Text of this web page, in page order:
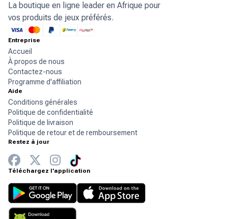
La boutique en ligne leader en Afrique pour
vos produits de jeux préférés.
Entreprise
Accueil
À propos de nous
Contactez-nous
Programme d'affiliation
Aide
Conditions générales
Politique de confidentialité
Politique de livraison
Politique de retour et de remboursement
Restez à jour
Téléchargez l'application